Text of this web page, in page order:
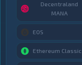
Decentraland
MANA
EOS
Ethereum Classic